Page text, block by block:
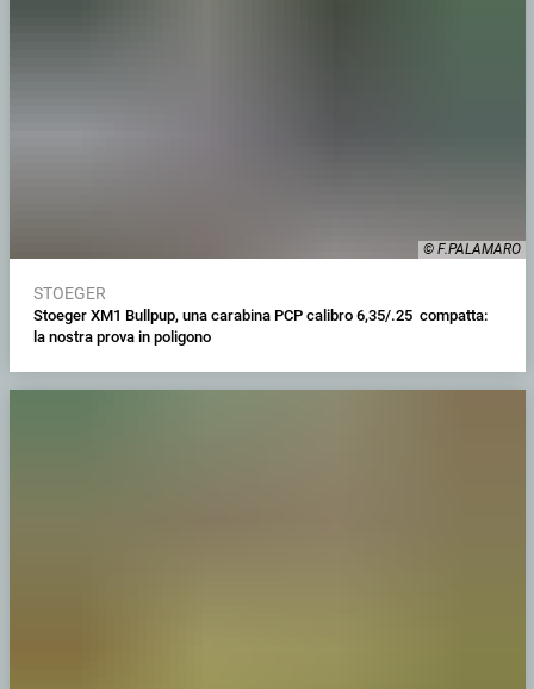
© F.PALAMARO
STOEGER
Stoeger XM1 Bullpup, una carabina PCP calibro 6,35/.25 compatta:
la nostra prova in poligono